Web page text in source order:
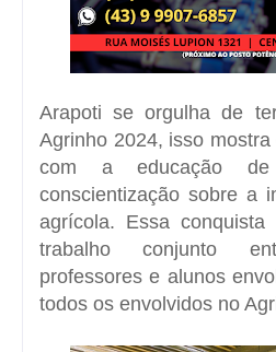
Arapoti se orgulha de
Agrinho 2024, isso
com a educação
conscientização sobre a
agrícola. Essa
trabalho conjunto
professores e alunos
todos os envolvidos no